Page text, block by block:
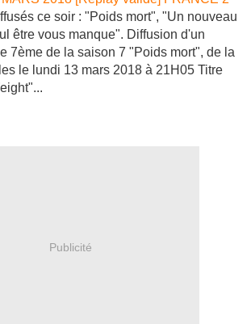
ce soir : "Poids mort", "Un nouveau
être vous manque". Diffusion d'un
7ème de la saison 7 "Poids mort", de la
le lundi 13 mars 2018 à 21H05 Titre
Publicité